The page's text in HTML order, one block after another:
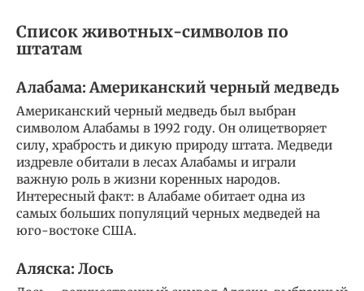
Список животных-символов по
штатам
Алабама: Американский черный медведь
Американский черный медведь был выбран
символом Алабамы в 1992 году. Он олицетворяет
силу, храбрость и дикую природу штата. Медведи
издревле обитали в лесах Алабамы и играли
важную роль в жизни коренных народов.
Интересный факт: в Алабаме обитает одна из
самых больших популяций черных медведей на
юго-востоке США.
Аляска: Лось